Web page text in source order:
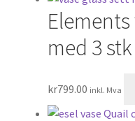
med 3 stk
kr799.00 inkl. Mva